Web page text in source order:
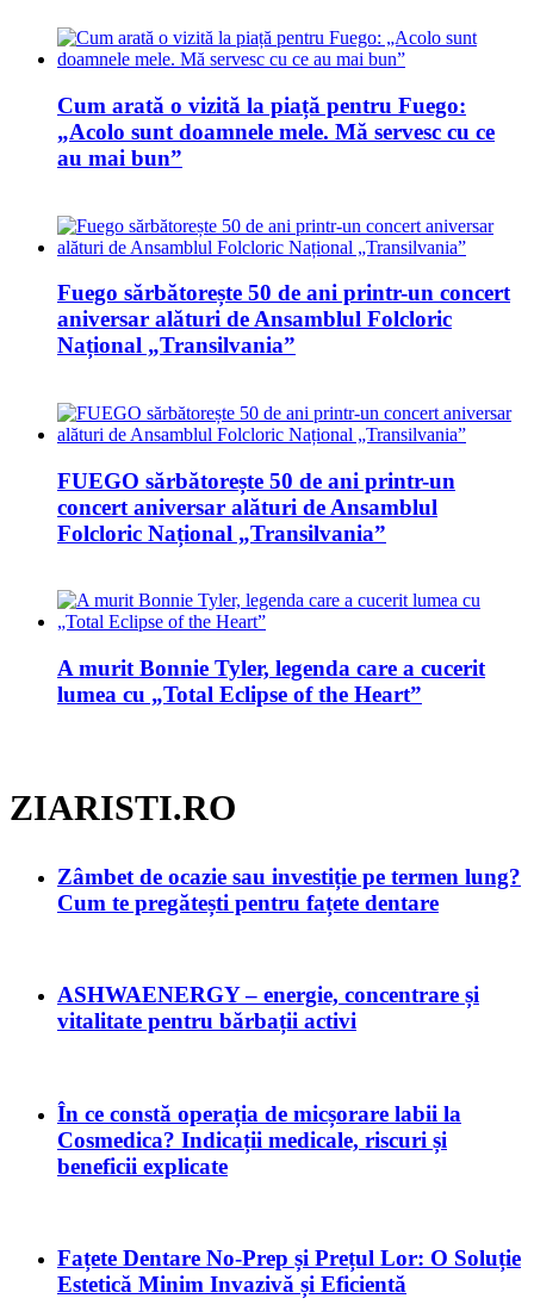
Cum arată o vizită la piață pentru Fuego:
„Acolo sunt doamnele mele. Mă servesc cu ce
au mai bun”
Fuego sărbătorește 50 de ani printr-un concert
aniversar alături de Ansamblul Folcloric
Național „Transilvania”
FUEGO sărbătorește 50 de ani printr-un
concert aniversar alături de Ansamblul
Folcloric Național „Transilvania”
A murit Bonnie Tyler, legenda care a cucerit
lumea cu „Total Eclipse of the Heart”
ZIARISTI.RO
Zâmbet de ocazie sau investiție pe termen lung?
Cum te pregătești pentru fațete dentare
ASHWAENERGY – energie, concentrare și
vitalitate pentru bărbații activi
În ce constă operația de micșorare labii la
Cosmedica? Indicații medicale, riscuri și
beneficii explicate
Fațete Dentare No-Prep și Prețul Lor: O Soluție
Estetică Minim Invazivă și Eficientă